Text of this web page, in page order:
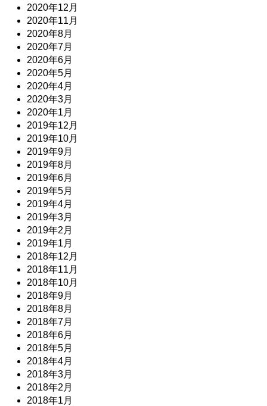
2020年12月
2020年11月
2020年8月
2020年7月
2020年6月
2020年5月
2020年4月
2020年3月
2020年1月
2019年12月
2019年10月
2019年9月
2019年8月
2019年6月
2019年5月
2019年4月
2019年3月
2019年2月
2019年1月
2018年12月
2018年11月
2018年10月
2018年9月
2018年8月
2018年7月
2018年6月
2018年5月
2018年4月
2018年3月
2018年2月
2018年1月